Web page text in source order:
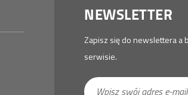
NEWSLETTER
Zapisz się do newslettera a
serwisie.